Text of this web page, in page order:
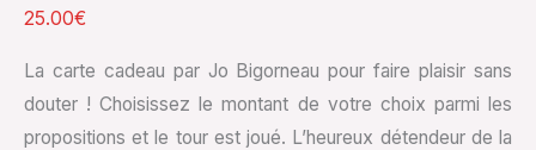
25.00€
La carte cadeau par Jo Bigorneau pour faire plaisir sans
douter ! Choisissez le montant de votre choix parmi les
propositions et le tour est joué. L’heureux détendeur de la